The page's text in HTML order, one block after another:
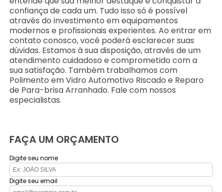
confiança de cada um. Tudo isso só é possível
através do investimento em equipamentos
modernos e profissionais experientes. Ao entrar em
contato conosco, você poderá esclarecer suas
dúvidas. Estamos à sua disposição, através de um
atendimento cuidadoso e comprometido com a
sua satisfação. Também trabalhamos com
Polimento em Vidro Automotivo Riscado e Reparo
de Para-brisa Arranhado. Fale com nossos
especialistas.
FAÇA UM ORÇAMENTO
Digite seu nome
Digite seu email